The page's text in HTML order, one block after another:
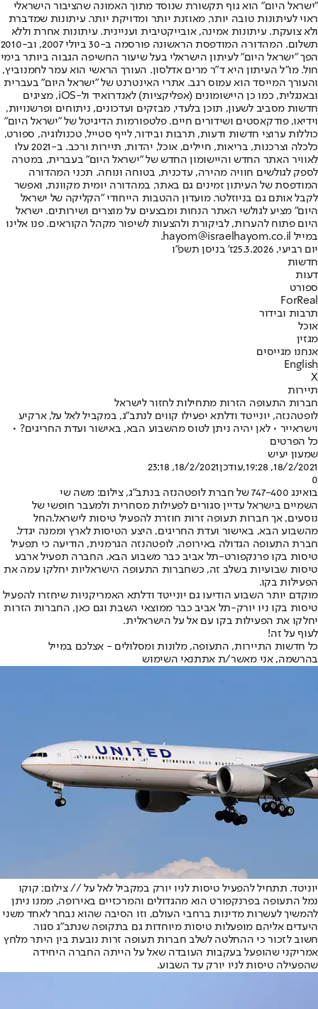
"ישראל היום" הוא גוף תקשורת שנוסד מתוך האמונה שהציבור הישראלי
ראוי לעיתונות טובה יותר, מאוזנת יותר ומדויקת יותר. עיתונות שמדברת
ולא צועקת. עיתונות אמינה, אובייקטיבית ועניינית. עיתונות אחרת וללא
תשלום. המהדורה המודפסת הראשונה פורסמה ב-30 ביולי 2007, וב-2010
הפך "ישראל היום" לעיתון הישראלי בעל שיעור החשיפה הגבוה ביותר בימי
חול. מו"ל העיתון היא ד"ר מרים אדלסון. העורך הראשי הוא עמר לחמנוביץ,
והעורך המייסד הוא עמוס רגב. אתרי האינטרנט של "ישראל היום" בעברית
ובאנגלית, כמו כן היישומונים (אפליקציות) לאנדרואיד ול-iOS, מציגים
חדשות מסביב לשעון, תוכן בלעדי, מבזקים ועדכונים, ניתוחים ופרשנויות,
וידיאו, פודקאסטים ושידורים חיים. פלטפורמות הדיגיטל של "ישראל היום"
כוללות ערוצי חדשות ודעות, תרבות ובידור, לייף סטייל, טכנולוגיה, ספורט,
כלכלה וצרכנות, בריאות, חיילים, אוכל, יהדות, תיירות ורכב. ב-2021 עלו
לאוויר האתר החדש והיישומון החדש של "ישראל היום" בעברית, במטרה
לספק לגולשים חוויה מהירה, עדכנית, בטוחה ונוחה. תכני המהדורה
המודפסת של העיתון זמינים גם באתר, במהדורה יומית מקוונת, ואפשר
לקבל אותם גם בניוזלטר. מועדון ההטבות הייחודי "הקליקה של ישראל
היום" מציע לגולשי האתר הנחות ומבצעים על מוצרים ושירותים. ישראל
היום פתוח להערות, לביקורת ולהצעות לשיפור מקהל הקוראים. פנו אלינו
במייל hayom@israelhayom.co.il.
יום רביעי, 25.3.2026
ז' בניסן תשפ"ו
חדשות
דעות
ספורט
ForReal
תרבות ובידור
אוכל
מגזין
אנחנו מגייסים
English
X
תיירות
חברות התעופה הזרות מתחילות לחזור לישראל
לופטהנזה, יונייטד ודלתא יפעילו קווים לנתב"ג, במקביל לאל על, ארקיע
וישראייר • לאן יהיה ניתן לטוס מהשבוע הבא, באישור ועדת החריגים? •
כל הפרטים
שמעון יעיש
18/2/2021, 19:28
,עודכן18/2/2021, 23:18
0
בואינג 747-400 של חברת לופטהנזה בנתב"ג, צילום: משה שי
השמיים בישראל עדיין סגורים לפעילות מסחרית ולמעבר חופשי של
נוסעים, אך חברות תעופה זרות חוזרת להפעיל טיסות לישראל.החל
מהשבוע הבא, באישור ועדת החריגים, היצע הטיסות לארץ וממנה יגדל.
חברת התעופה הגדולה באירופה, לופטהנזה הגרמנית, הודיעה כי תפעיל
טיסות בקו פרנקפורט-תל אביב כבר משבוע הבא. החברה תפעיל ארבע
טיסות שבועיות בשלב זה, כשחברות התעופה הישראליות יחלקו עמה את
הפעילות בקו.
מוקדם יותר השבוע הודיעו גם יונייטד ודלתא האמריקניות שיחזרו להפעיל
טיסות בקו ניו יורק-תל אביב כבר ממוצאי השבת וגם כאן, החברות הזרות
יחלקו את הפעילות בקו עם אל על הישראלית.
לעוף על זה!
כל חדשות התיירות, התעופה, מלונות ומסלולים - אצלכם במייל
בהרשמה, אני מאשר/ת אתתנאי השימוש
יוניטד. תתחיל להפעיל טיסות לניו יורק במקביל לאל על // צילום: קוקו
נמל התעופה בפרנקפורט הוא מהגדולים והמרכזיים באירופה, ממנו ניתן
להמשיך לעשרות מדינות ברחבי העולם, וזו הסיבה שהוא נבחר לאחד משני
היעדים אליהם מופעלות טיסות מיוחדות גם בתקופה שנתב"ג סגור.
חשוב לזכור כי ההחלטה לשלב חברות תעופה זרות נובעת בין היתר מלחץ
אמריקני שהופעל בעקבות העובדה שאל על הייתה החברה היחידה
שהפעילה טיסות לניו יורק עד השבוע.